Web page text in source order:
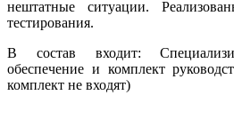
нештатные ситуации.
тестирования.
В состав входит:
обеспечение и комплект
комплект не входят)